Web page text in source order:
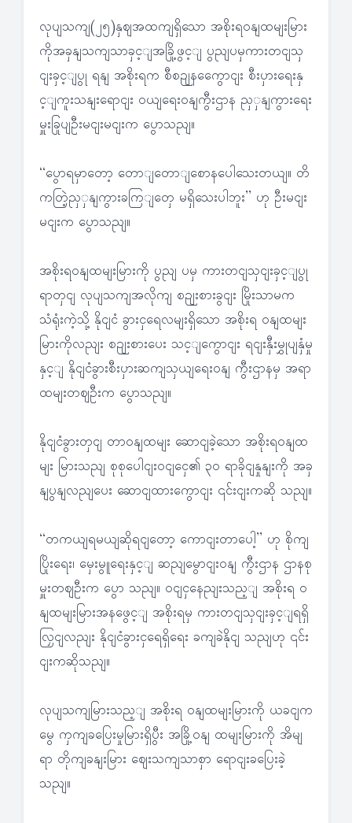
လုပျသကျ(၂၅)နှဈအထကျရှိသော အစိုးရဝနျထမျးမြား
ကိုအခှနျသကျသာခှင့ျအခြို့ဖွင့ျ ပွညျပမှကားတငျသှ
ငျးခှင့ျပွု ရနျ အစိုးရက စီစဉျနကွေောငျး စီးပှားရေးနှ
င့ျကူးသနျးရောငျး ဝယျရေးဝနျကွီးဌာန ညှှနျကွားရေး
မှူးခြုပျဦးမငျးမငျးက ပွောသညျ။
‘‘ပွောရမှာတော့ တောျတောျစောနပေါသေးတယျ။ တိ
ကတြဲ့ညှှနျကွားခကြျတှေ မရှိသေးပါဘူး’’ ဟု ဦးမငျး
မငျးက ပွောသညျ။
အစိုးရဝနျထမျးမြားကို ပွညျ ပမှ ကားတငျသှငျးခှင့ျပွု
ရာတှငျ လုပျသကျအလိုကျ စဉျးစားခွငျး မြိုးသာမက
သံရုံးကဲ့သို့ နိုငျငံ ခွားငှရေလမျးရှိသော အစိုးရ ဝနျထမျး
မြားကိုလညျး စဉျးစားပေး သင့ျကွောငျး ရငျးနှီးမွှုပျနှံမှု
နှင့ျ နိုငျငံခွားစီးပှားဆကျသှယျရေးဝနျ ကွီးဌာနမှ အရာ
ထမျးတဈဦးက ပွောသညျ။
နိုငျငံခွားတှငျ တာဝနျထမျး ဆောငျခဲ့သော အစိုးရဝနျထ
မျး မြားသညျ စုစုပေါငျးဝငျငှေ၏ ၃၀ ရာခိုငျနှုနျးကို အခှ
နျပွနျလညျပေး ဆောငျထားကွောငျး ၎င်းငျးကဆို သညျ။
‘‘တကယျရမယျဆိုရငျတော့ ကောငျးတာပေါ့’’ ဟု စိုကျ
ပြိုးရေး၊ မှေးမွူရေးနှင့ျ ဆညျမွောငျးဝနျ ကွီးဌာန ဌာနစု
မှူးတဈဦးက ပွော သညျ။ ဝငျငှနေညျးသည့ျ အစိုးရ ဝ
နျထမျးမြားအနဖွေင့ျ အစိုးရမှ ကားတငျသှငျးခှင့ျရရှိ
လြှငျလညျး နိုငျငံခွားငှရေရှိရေး ခကျခဲနိုငျ သညျဟု ၎င်း
ငျးကဆိုသညျ။
လုပျသကျမြားသည့ျ အစိုးရ ဝနျထမျးမြားကို ယခငျက
မွေ ကှကျခပြေးမှုမြားရှိပွီး အခြို့ဝနျ ထမျးမြားကို အိမျ
ရာ တိုကျခနျးမြား ဈေးသကျသာစှာ ရောငျးခပြေးခဲ့
သညျ။